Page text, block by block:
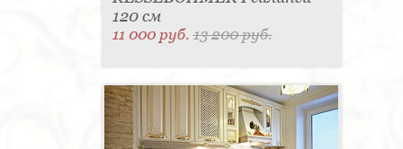
120 см
11 000 руб.13 200 руб.